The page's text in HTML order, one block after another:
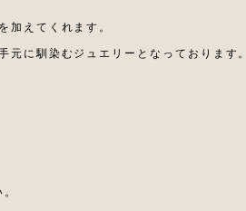
加えてくれます。
に馴染むジュエリーとなっております。